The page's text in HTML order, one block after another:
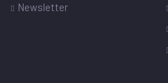
Newsletter